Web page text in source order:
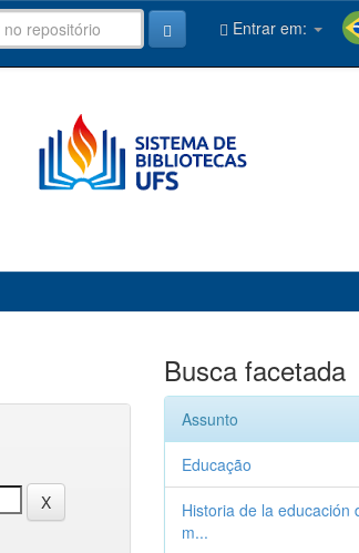
Entrar em:
Busca facetada
Assunto
Educação
Historia de la educación
m...